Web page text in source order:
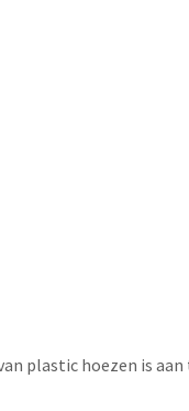
plastic hoezen is